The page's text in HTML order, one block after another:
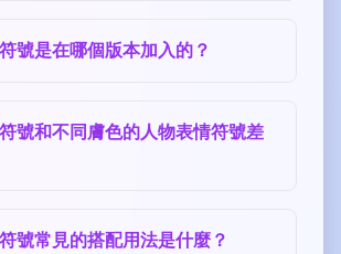
號是在哪個版本加入的？
號和不同膚色的人物表情符號差
號常見的搭配用法是什麼？